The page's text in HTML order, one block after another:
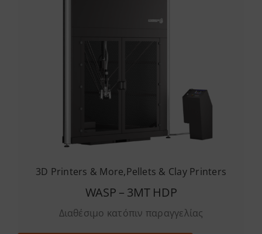
3D Printers & More,Pellets & Clay Printers
WASP – 3MT HDP
Διαθέσιμο κατόπιν παραγγελίας